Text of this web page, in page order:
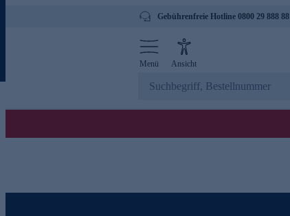
Gebührenfreie Hotline 0800 29 888 88
Menü Ansicht